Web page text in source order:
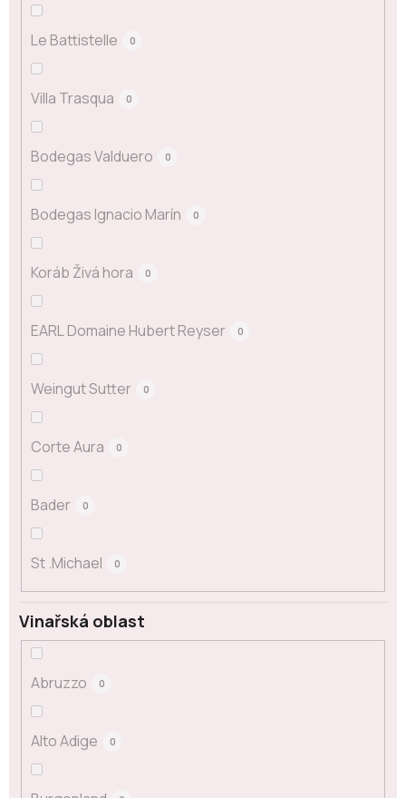
Le Battistelle 0
Villa Trasqua 0
Bodegas Valduero 0
Bodegas Ignacio Marín 0
Koráb Živá hora 0
EARL Domaine Hubert Reyser 0
Weingut Sutter 0
Corte Aura 0
Bader 0
St .Michael 0
Vinařská oblast
Abruzzo 0
Alto Adige 0